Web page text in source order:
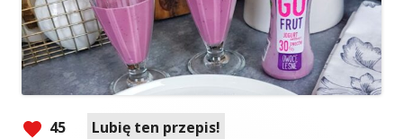
45 Lubię ten przepis!